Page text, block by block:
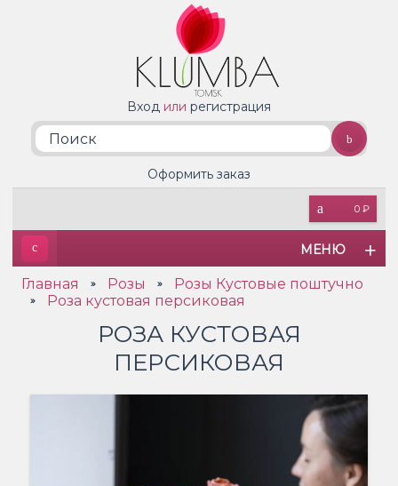
Вход или регистрация
0 ₽
Оформить заказ
МЕНЮ
Главная » Розы » Розы Кустовые поштучно
» Роза кустовая персиковая
РОЗА КУСТОВАЯ
ПЕРСИКОВАЯ